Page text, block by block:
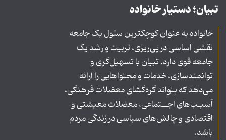
تبیان؛ دستیار خانواده
خانواده به عنوان کوچکترین سلول یک جامعه
نقشی اساسی در پی‌ریزی، تربیت و رشد یک
جامعه قوی دارد. تبیان با تسهیل‌گری و
توانمندسازی، خدمات و محتواهایی را ارائه
می‌دهد که بتواند گره‌گشای معضلات فرهنگی،
آسیـب‌های اجــتماعی، معضلات معیشتی و
اقتصادی و چالش‌های سیاسی در زندگی مردم
باشد.